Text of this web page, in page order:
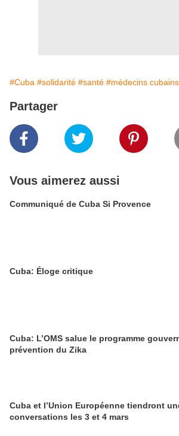
#Cuba #solidarité #santé #médecins cubains
Partager
Vous aimerez aussi
Communiqué de Cuba Si Provence
Cuba: Éloge critique
Cuba: L’OMS salue le programme
prévention du Zika
Cuba et l’Union Européenne tiendront
conversations les 3 et 4 mars